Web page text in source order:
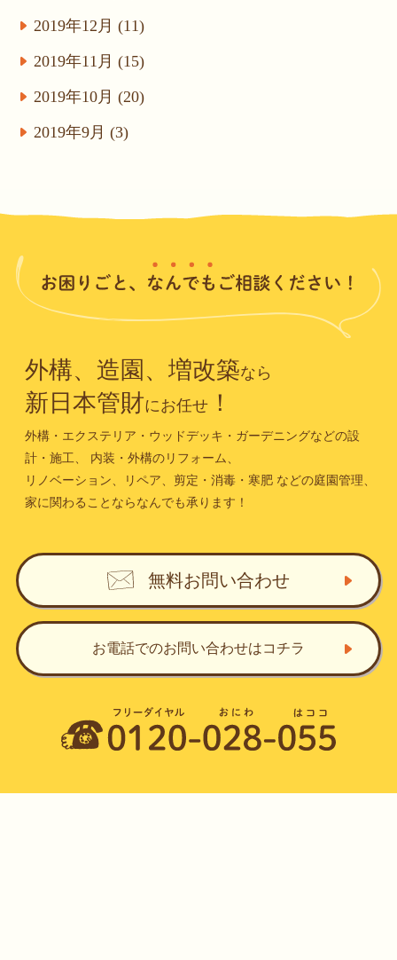
2019年12月 (11)
2019年11月 (15)
2019年10月 (20)
2019年9月 (3)
外構、造園、増改築なら
新日本管財にお任せ！
外構・エクステリア・ウッドデッキ・ガーデニングなどの設
計・施工、
内装・外構のリフォーム、
リノベーション、リペア、剪定・消毒・寒肥などの庭園管理、
家に関わることならなんでも承ります！
無料お問い合わせ
お電話でのお問い合わせはコチラ